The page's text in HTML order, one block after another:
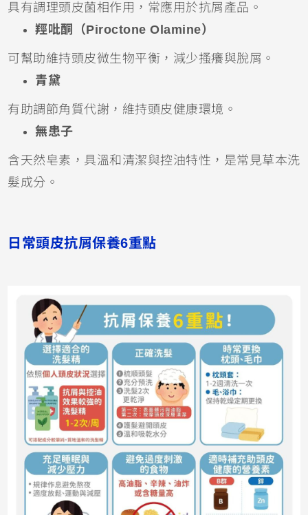
具有調理頭皮菌相作用，常應用於抗屑產品。
羥吡酮（Piroctone Olamine）
可幫助維持頭皮微生物平衡，減少搔癢與脫屑。
青黛
有助調節角質代謝，維持頭皮健康環境。
無患子
含天然皂素，具溫和清潔與控油特性，是常見草本洗
髮成分。
日常頭皮抗屑保養6重點